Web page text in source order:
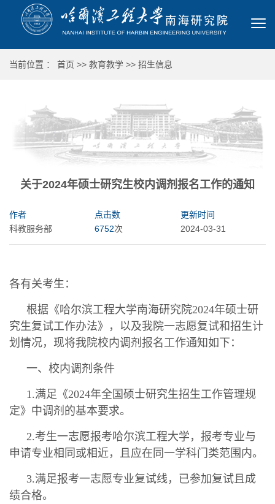
当前位置 ： 首页 >> 教育教学 >> 招生信息
关于2024年硕士研究生校内调剂报名工作的通知
作者
科教服务部
点击数
6752次
更新时间
2024-03-31
各有关考生：
根据《哈尔滨工程大学南海研究院2024年硕士研
究生复试工作办法》，以及我院一志愿复试和招生计
划情况，现将我院校内调剂报名工作通知如下：
一、校内调剂条件
1.满足《2024年全国硕士研究生招生工作管理规
定》中调剂的基本要求。
2.考生一志愿报考哈尔滨工程大学，报考专业与
申请专业相同或相近，且应在同一学科门类范围内。
3.满足报考一志愿专业复试线，已参加复试且成
绩合格。